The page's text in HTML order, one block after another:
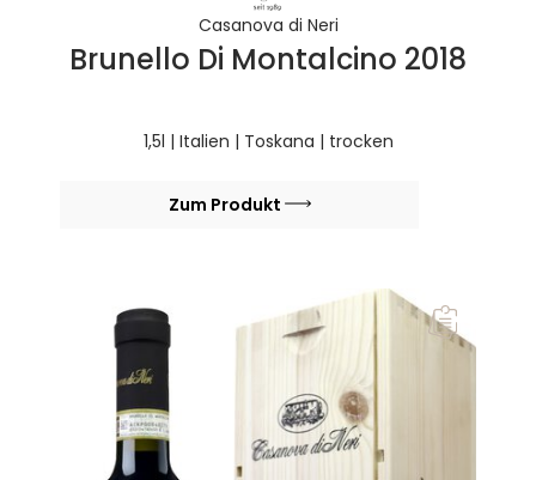
Casanova di Neri
Brunello Di Montalcino 2018
1,5l | Italien | Toskana | trocken
Zum Produkt